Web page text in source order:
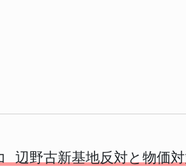
野古新基地反対と物価